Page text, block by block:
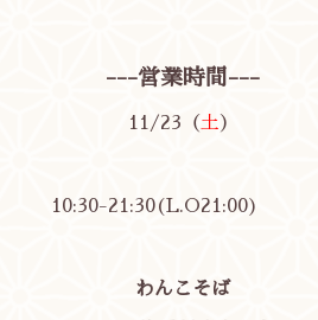
---営業時間---
11/23（土 ）
10:30-21:30(L.O21:00)
わんこそば